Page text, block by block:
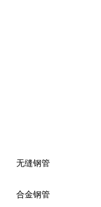
无缝钢管
合金钢管